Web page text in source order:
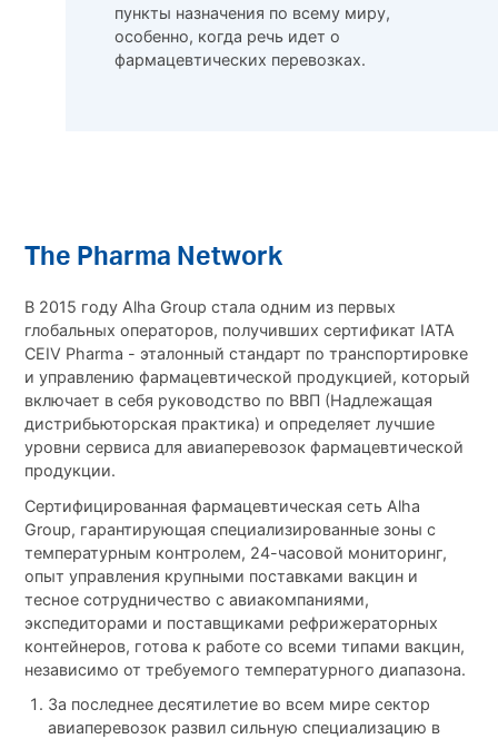
пункты назначения по всему миру,
особенно, когда речь идет о
фармацевтических перевозках.
The Pharma Network
В 2015 году Alha Group стала одним из первых
глобальных операторов, получивших сертификат IATA
CEIV Pharma - эталонный стандарт по транспортировке
и управлению фармацевтической продукцией, который
включает в себя руководство по ВВП (Надлежащая
дистрибьюторская практика) и определяет лучшие
уровни сервиса для авиаперевозок фармацевтической
продукции.
Сертифицированная фармацевтическая сеть Alha
Group, гарантирующая специализированные зоны с
температурным контролем, 24-часовой мониторинг,
опыт управления крупными поставками вакцин и
тесное сотрудничество с авиакомпаниями,
экспедиторами и поставщиками рефрижераторных
контейнеров, готова к работе со всеми типами вакцин,
независимо от требуемого температурного диапазона.
За последнее десятилетие во всем мире сектор
авиаперевозок развил сильную специализацию в